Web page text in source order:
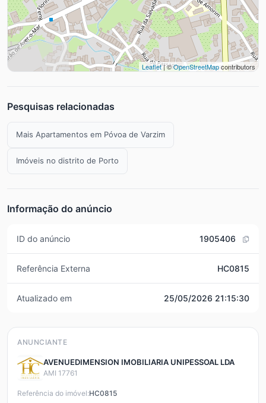
Leaflet| ©OpenStreetMapcontributors
Pesquisas relacionadas
Mais Apartamentos em Póvoa de Varzim
Imóveis no distrito de Porto
Informação do anúncio
ID do anúncio 1905406
Referência Externa HC0815
Atualizado em 25/05/2026 21:15:30
ANUNCIANTE
AVENUEDIMENSION IMOBILIARIA UNIPESSOAL LDA
AMI 17761
Referência do imóvel:HC0815